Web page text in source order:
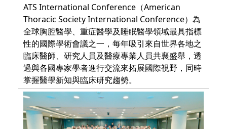
ATS International Conference（American
Thoracic Society International Conference）為
全球胸腔醫學、重症醫學及睡眠醫學領域最具指標
性的國際學術會議之一，每年吸引來自世界各地之
臨床醫師、研究人員及醫療專業人員共襄盛舉，透
過與各國專家學者進行交流來拓展國際視野，同時
掌握醫學新知與臨床研究趨勢。